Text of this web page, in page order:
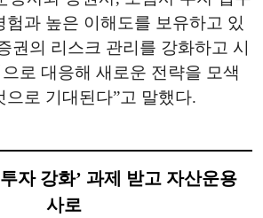
험과 높은 이해도를 보유하고 있
권의 리스크 관리를 강화하고 시
로 대응해 새로운 전략을 모색
로 기대된다”고 말했다.
자 강화’ 과제 받고 자산운용
사로